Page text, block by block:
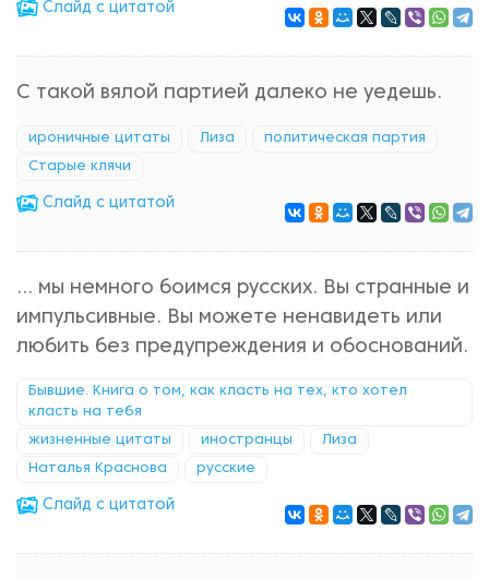
Cлайд с цитатой
С такой вялой партией далеко не уедешь.
ироничные цитаты Лиза политическая партия
Старые клячи
Cлайд с цитатой
... мы немного боимся русских. Вы странные и
импульсивные. Вы можете ненавидеть или
любить без предупреждения и обоснований.
Бывшие. Книга о том, как класть на тех, кто хотел
класть на тебя
жизненные цитаты иностранцы Лиза
Наталья Краснова русские
Cлайд с цитатой